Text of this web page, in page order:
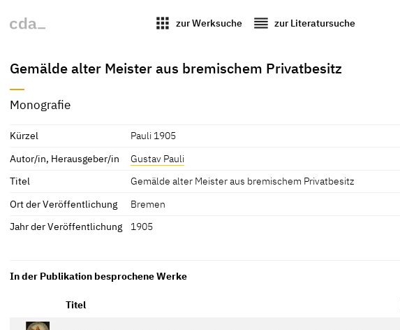
apps zur Werksuche reorder zur Literatursuche
Gemälde alter Meister aus bremischem Privatbesitz
Monografie
Kürzel
Pauli 1905
Autor/in, Herausgeber/in
Gustav Pauli
Titel
Gemälde alter Meister aus bremischem Privatbesitz
Ort der Veröffentlichung
Bremen
Jahr der Veröffentlichung
1905
In der Publikation besprochene Werke
Titel